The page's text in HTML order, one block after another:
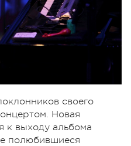
своего
Новая
к выходу альбома
полюбившиеся